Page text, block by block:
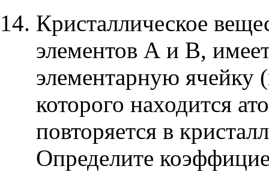
Кристаллическое
элементов А и В,
элементарную ячейку
которого находится
повторяется в
Определите